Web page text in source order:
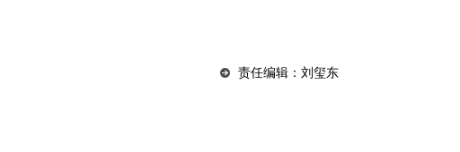
责任编辑：刘玺东